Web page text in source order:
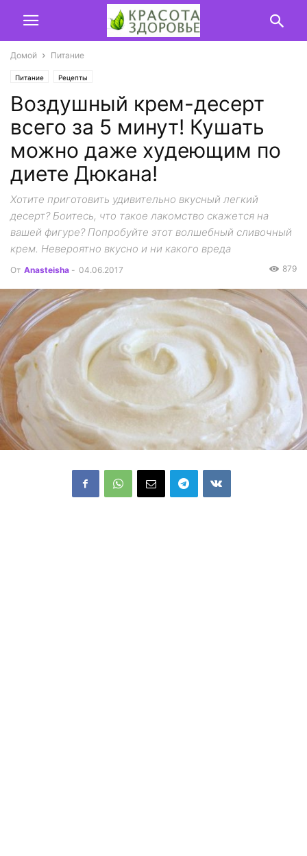
Домой Питание
Питание Рецепты
Воздушный крем-десерт
всего за 5 минут! Кушать
можно даже худеющим по
диете Дюкана!
Хотите приготовить удивительно вкусный легкий
десерт? Боитесь, что такое лакомство скажется на
вашей фигуре? Попробуйте этот волшебный сливочный
крем. Невероятно вкусно и ни какого вреда
От Anasteisha - 04.06.2017 879